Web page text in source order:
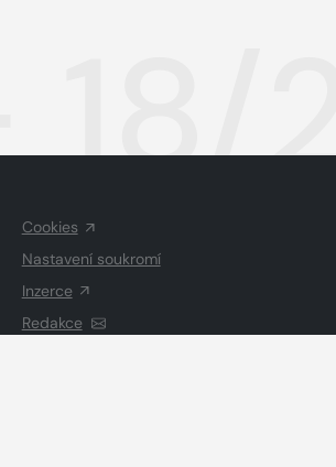
18/
Cookies
Nastavení soukromí
Inzerce
Redakce